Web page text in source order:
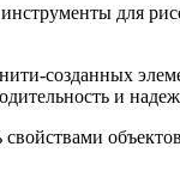
для
созданных
и